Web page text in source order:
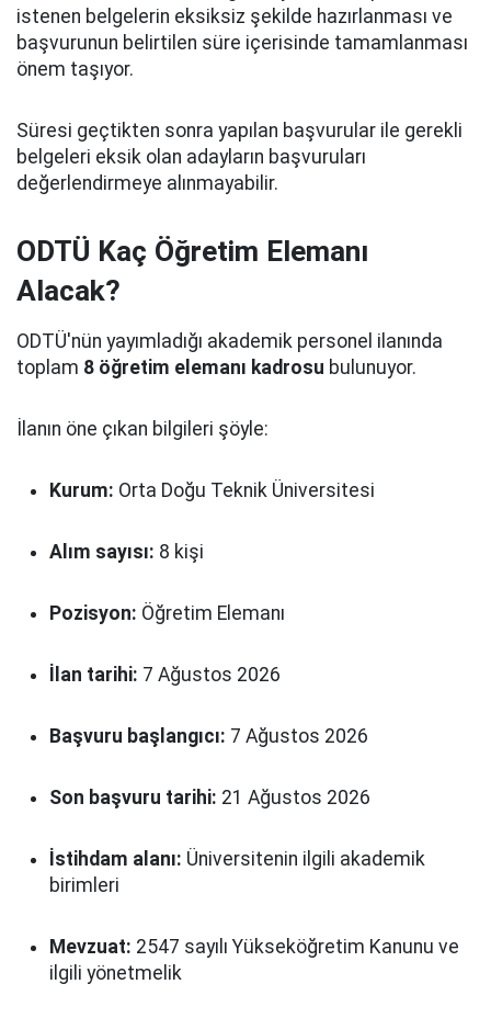
istenen belgelerin eksiksiz şekilde hazırlanması ve
başvurunun belirtilen süre içerisinde tamamlanması
önem taşıyor.
Süresi geçtikten sonra yapılan başvurular ile gerekli
belgeleri eksik olan adayların başvuruları
değerlendirmeye alınmayabilir.
ODTÜ Kaç Öğretim Elemanı
Alacak?
ODTÜ'nün yayımladığı akademik personel ilanında
toplam 8 öğretim elemanı kadrosu bulunuyor.
İlanın öne çıkan bilgileri şöyle:
Kurum: Orta Doğu Teknik Üniversitesi
Alım sayısı: 8 kişi
Pozisyon: Öğretim Elemanı
İlan tarihi: 7 Ağustos 2026
Başvuru başlangıcı: 7 Ağustos 2026
Son başvuru tarihi: 21 Ağustos 2026
İstihdam alanı: Üniversitenin ilgili akademik
birimleri
Mevzuat: 2547 sayılı Yükseköğretim Kanunu ve
ilgili yönetmelik